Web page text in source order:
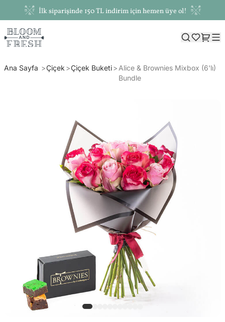
İlk siparişinde 150 TL indirim için hemen üye ol!
Ana Sayfa Çiçek Çiçek Buketi
Alice & Brownies Mixbox (6'lı)
Bundle